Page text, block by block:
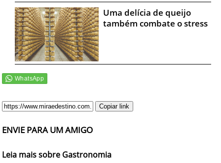
Uma delícia de queijo
também combate o stress
Copiar link
ENVIE PARA UM AMIGO
Leia mais sobre Gastronomia